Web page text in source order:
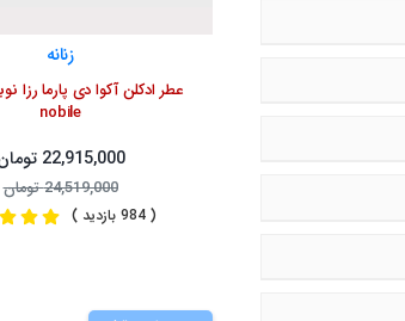
زنانه
nobile
22,915,000 تومان
24,519,000 تومان
( 984 بازدید )